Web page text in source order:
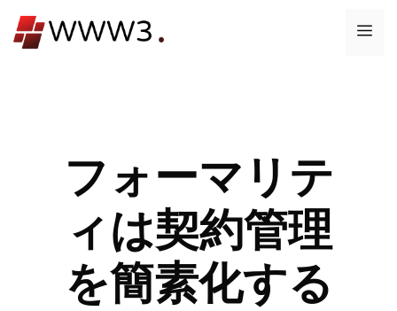
ン
メ
フォーマリテ
ィは契約管理
を簡素化する